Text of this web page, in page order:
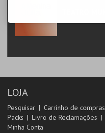
LOJA
Pesquisar Carrinho de compras
Packs
Livro de Reclamações
Minha Conta